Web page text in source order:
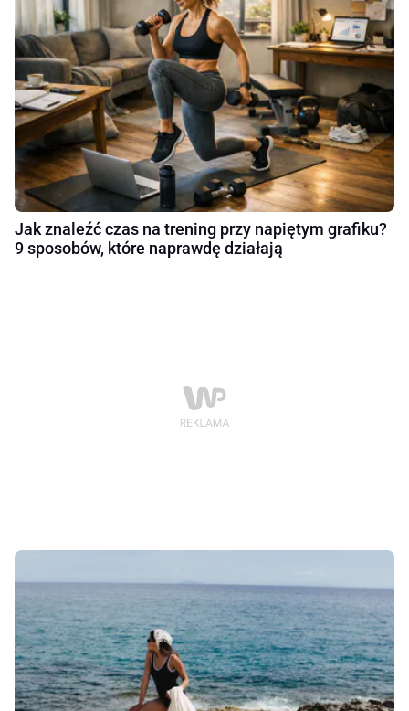
Jak znaleźć czas na trening przy napiętym grafiku?
9 sposobów, które naprawdę działają